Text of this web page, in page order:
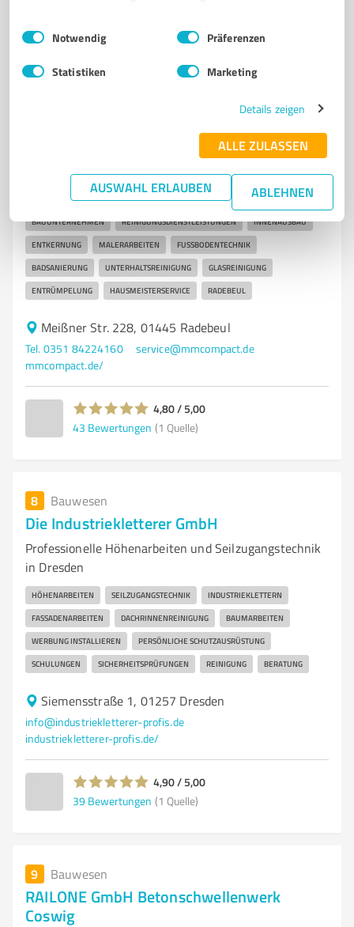
Impressum Datenschutzbestimmungen
Einwilligungsauswahl
Notwendig Präferenzen
Statistiken Marketing
Details zeigen
ALLE ZULASSEN
AUSWAHL ERLAUBEN ABLEHNEN
40Bewertungen (1 Quelle)
MMCompact GmbH Service für Bau-&
Reinigungsdienstleistungen
Bau- und Reinigungsdienstleistungen von MMCompact
GmbH in Radebeul
BAUUNTERNEHMEN REINIGUNGSDIENSTLEISTUNGEN INNENAUSBAU
ENTKERNUNG MALERARBEITEN FUSSBODENTECHNIK
BADSANIERUNG UNTERHALTSREINIGUNG GLASREINIGUNG
ENTRÜMPELUNG HAUSMEISTERSERVICE RADEBEUL
Meißner Str. 228, 01445 Radebeul
Tel. 0351 84224160
service@mmcompact.de
mmcompact.de/
4,80 / 5,00
43 Bewertungen (1 Quelle)
8 Bauwesen
Die Industriekletterer GmbH
Professionelle Höhenarbeiten und Seilzugangstechnik
in Dresden
HÖHENARBEITEN SEILZUGANGSTECHNIK INDUSTRIEKLETTERN
FASSADENARBEITEN DACHRINNENREINIGUNG BAUMARBEITEN
WERBUNG INSTALLIEREN PERSÖNLICHE SCHUTZAUSRÜSTUNG
SCHULUNGEN SICHERHEITSPRÜFUNGEN REINIGUNG BERATUNG
Siemensstraße 1, 01257 Dresden
info@industriekletterer-profis.de
industriekletterer-profis.de/
4,90 / 5,00
39 Bewertungen (1 Quelle)
9 Bauwesen
RAILONE GmbH Betonschwellenwerk
Coswig